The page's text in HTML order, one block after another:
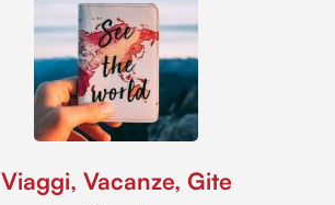
Viaggi, Vacanze, Gite